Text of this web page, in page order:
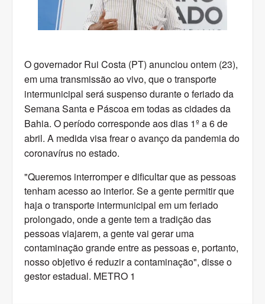
O governador Rui Costa (PT) anunciou ontem (23),
em uma transmissão ao vivo, que o transporte
intermunicipal será suspenso durante o feriado da
Semana Santa e Páscoa em todas as cidades da
Bahia. O período corresponde aos dias 1º a 6 de
abril. A medida visa frear o avanço da pandemia do
coronavírus no estado.
"Queremos interromper e dificultar que as pessoas
tenham acesso ao interior. Se a gente permitir que
haja o transporte intermunicipal em um feriado
prolongado, onde a gente tem a tradição das
pessoas viajarem, a gente vai gerar uma
contaminação grande entre as pessoas e, portanto,
nosso objetivo é reduzir a contaminação", disse o
gestor estadual. METRO 1